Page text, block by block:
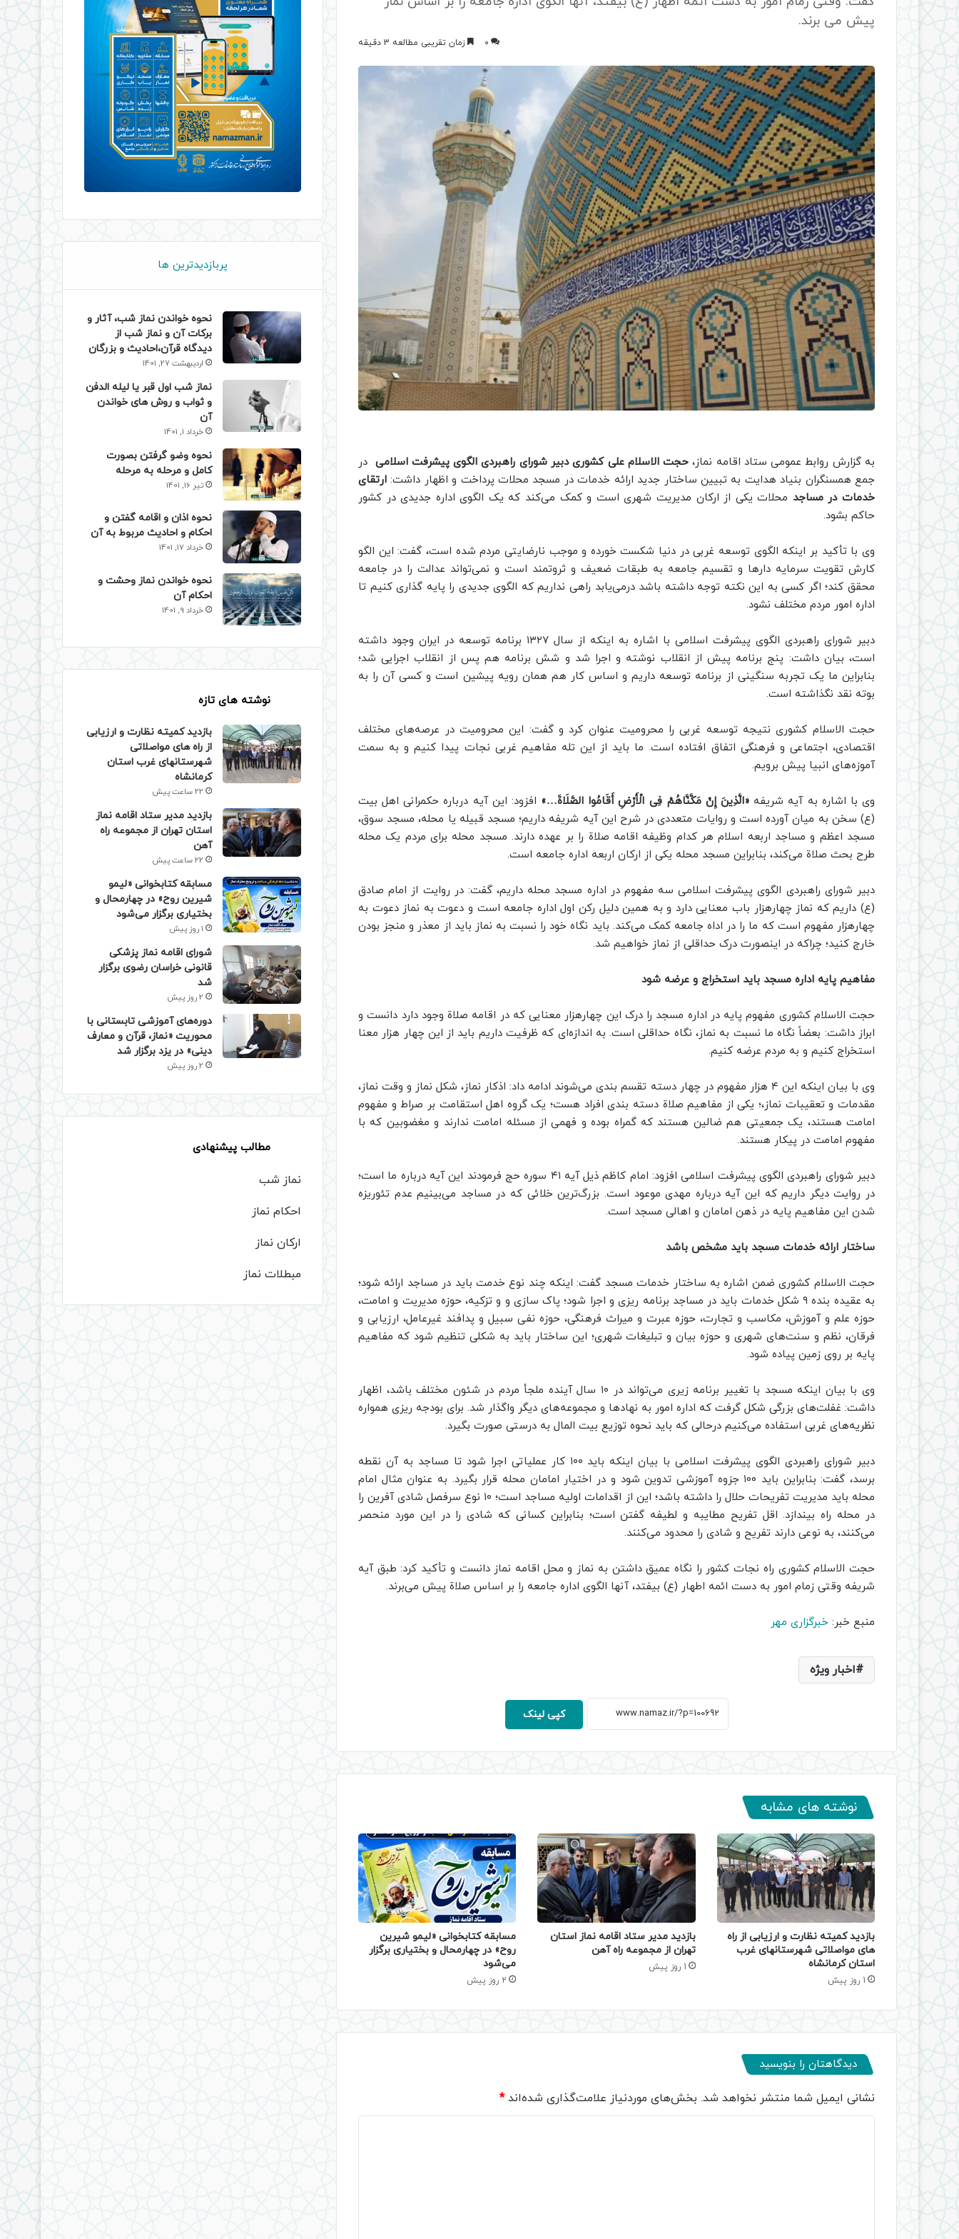
پیش می برند.
0 زمان تقریبی مطالعه 3 دقیقه
به گزارش روابط عمومی ستاد اقامه نماز، حجت الاسلام علی کشوری دبیر شورای راهبردی الگوی پیشرفت اسلامی در
جمع همسنگران بنیاد هدایت به تبیین ساختار جدید ارائه خدمات در مسجد محلات پرداخت و اظهار داشت: ارتقای
خدمات در مساجد محلات یکی از ارکان مدیریت شهری است و کمک می‌کند که یک الگوی اداره جدیدی در کشور
حاکم بشود.
وی با تأکید بر اینکه الگوی توسعه غربی در دنیا شکست خورده و موجب نارضایتی مردم شده است، گفت: این الگو
کارش تقویت سرمایه دارها و تقسیم جامعه به طبقات ضعیف و ثروتمند است و نمی‌تواند عدالت را در جامعه
محقق کند؛ اگر کسی به این نکته توجه داشته باشد درمی‌یابد راهی نداریم که الگوی جدیدی را پایه گذاری کنیم تا
اداره امور مردم مختلف نشود.
دبیر شورای راهبردی الگوی پیشرفت اسلامی با اشاره به اینکه از سال ۱۳۲۷ برنامه توسعه در ایران وجود داشته
است، بیان داشت: پنج برنامه پیش از انقلاب نوشته و اجرا شد و شش برنامه هم پس از انقلاب اجرایی شد؛
بنابراین ما یک تجربه سنگینی از برنامه توسعه داریم و اساس کار هم همان رویه پیشین است و کسی آن را به
بوته نقد نگذاشته است.
حجت الاسلام کشوری نتیجه توسعه غربی را محرومیت عنوان کرد و گفت: این محرومیت در عرصه‌های مختلف
اقتصادی، اجتماعی و فرهنگی اتفاق افتاده است. ما باید از این تله مفاهیم غربی نجات پیدا کنیم و به سمت
آموزه‌های انبیا پیش برویم.
وی با اشاره به آیه شریفه «الَّذِینَ إِنْ مَکَّنَّاهُمْ فِی الْأَرْضِ أَقَامُوا الصَّلَاةَ…» افزود: این آیه درباره حکمرانی اهل بیت
(ع) سخن به میان آورده است و روایات متعددی در شرح این آیه شریفه داریم؛ مسجد قبیله یا محله، مسجد سوق،
مسجد اعظم و مساجد اربعه اسلام هر کدام وظیفه اقامه صلاة را بر عهده دارند. مسجد محله برای مردم یک محله
طرح بحث صلاة می‌کند، بنابراین مسجد محله یکی از ارکان اربعه اداره جامعه است.
دبیر شورای راهبردی الگوی پیشرفت اسلامی سه مفهوم در اداره مسجد محله داریم، گفت: در روایت از امام صادق
(ع) داریم که نماز چهارهزار باب معنایی دارد و به همین دلیل رکن اول اداره جامعه است و دعوت به نماز دعوت به
چهارهزار مفهوم است که ما را در اداه جامعه کمک می‌کند. باید نگاه خود را نسبت به نماز باید از معذر و منجز بودن
خارج کنید؛ چراکه در این‎صورت درک حداقلی از نماز خواهیم شد.
مفاهیم پایه اداره مسجد باید استخراج و عرضه شود
حجت الاسلام کشوری مفهوم پایه در اداره مسجد را درک این چهارهزار معنایی که در اقامه صلاة وجود دارد دانست و
ابراز داشت: بعضاً نگاه ما نسبت به نماز، نگاه حداقلی است. به اندازه‌ای که ظرفیت داریم باید از این چهار هزار معنا
استخراج کنیم و به مردم عرضه کنیم.
وی با بیان اینکه این ۴ هزار مفهوم در چهار دسته تقسم بندی می‌شوند ادامه داد: اذکار نماز، شکل نماز و وقت نماز،
مقدمات و تعقیبات نماز،؛ یکی از مفاهیم صلاة دسته بندی افراد هست؛ یک گروه اهل استقامت بر صراط و مفهوم
امامت هستند، یک جمعیتی هم ضالین هستند که گمراه بوده و فهمی از مسئله امامت ندارند و مغضوبین که با
مفهوم امامت در پیکار هستند.
دبیر شورای راهبردی الگوی پیشرفت اسلامی افزود: امام کاظم ذیل آیه ۴۱ سوره حج فرمودند این آیه درباره ما است؛
در روایت دیگر داریم که این آیه درباره مهدی موعود است. بزرگ‌ترین خلائی که در مساجد می‌بینیم عدم تئوریزه
شدن این مفاهیم پایه در ذهن امامان و اهالی مسجد است.
ساختار ارائه خدمات مسجد باید مشخص باشد
حجت الاسلام کشوری ضمن اشاره به ساختار خدمات مسجد گفت: اینکه چند نوع خدمت باید در مساجد ارائه شود؛
به عقیده بنده ۹ شکل خدمات باید در مساجد برنامه ریزی و اجرا شود؛ پاک سازی و و تزکیه، حوزه مدیریت و امامت،
حوزه علم و آموزش، مکاسب و تجارت، حوزه عبرت و میراث فرهنگی، حوزه نفی سبیل و پدافند غیرعامل، ارزیابی و
فرقان، نظم و سنت‌های شهری و حوزه بیان و تبلیغات شهری؛ این ساختار باید به شکلی تنظیم شود که مفاهیم
پایه بر روی زمین پیاده شود.
وی با بیان اینکه مسجد با تغییر برنامه زیری می‌تواند در ۱۰ سال آینده ملجأ مردم در شئون مختلف باشد، اظهار
داشت: غفلت‌های بزرگی شکل گرفت که اداره امور به نهادها و مجموعه‌های دیگر واگذار شد. برای بودجه ریزی همواره
نظریه‌های غربی استفاده می‌کنیم درحالی که باید نحوه توزیع بیت المال به درستی صورت بگیرد.
دبیر شورای راهبردی الگوی پیشرفت اسلامی با بیان اینکه باید ۱۰۰ کار عملیاتی اجرا شود تا مساجد به آن نقطه
برسد، گفت: بنابراین باید ۱۰۰ جزوه آموزشی تدوین شود و در اختیار امامان محله قرار بگیرد. به عنوان مثال امام
محله باید مدیریت تفریحات حلال را داشته باشد؛ این از اقدامات اولیه مساجد است؛ ۱۰ نوع سرفصل شادی آفرین را
در محله راه بیندازد. اقل تفریح مطایبه و لطیفه گفتن است؛ بنابراین کسانی که شادی را در این مورد منحصر
می‌کنند، به نوعی دارند تفریح و شادی را محدود می‌کنند.
حجت الاسلام کشوری راه نجات کشور را نگاه عمیق داشتن به نماز و محل اقامه نماز دانست و تأکید کرد: طبق آیه
شریفه وقتی زمام امور به دست ائمه اطهار (ع) بیفتد، آنها الگوی اداره جامعه را بر اساس صلاة پیش می‌برند.
منبع خبر: خبرگزاری مهر
اخبار ویژه
کپی لینک
نوشته های مشابه
بازدید کمیته نظارت و ارزیابی از راه
های مواصلاتی شهرستانهای غرب
استان کرمانشاه
1 روز پیش
بازدید مدیر ستاد اقامه نماز استان
تهران از مجموعه راه آهن
1 روز پیش
مسابقه کتابخوانی «لیمو شیرین
روح» در چهارمحال و بختیاری برگزار
می‌شود
2 روز پیش
دیدگاهتان را بنویسید
نشانی ایمیل شما منتشر نخواهد شد. بخش‌های موردنیاز علامت‌گذاری شده‌اند*
پربازدیدترین ها
نحوه خواندن نماز شب، آثار و
برکات آن و نماز شب از
دیدگاه قرآن،احادیث و بزرگان
اردیبهشت 27, 1401
نماز شب اول قبر یا لیله الدفن
و ثواب و روش های خواندن
آن
خرداد 1, 1401
نحوه وضو گرفتن بصورت
کامل و مرحله به مرحله
تیر 16, 1401
نحوه اذان و اقامه گفتن و
احکام و احادیث مربوط به آن
خرداد 17, 1401
نحوه خواندن نماز وحشت و
احکام آن
خرداد 9, 1401
نوشته های تازه
بازدید کمیته نظارت و ارزیابی
از راه های مواصلاتی
شهرستانهای غرب استان
کرمانشاه
22 ساعت پیش
بازدید مدیر ستاد اقامه نماز
استان تهران از مجموعه راه
آهن
22 ساعت پیش
مسابقه کتابخوانی «لیمو
شیرین روح» در چهارمحال و
بختیاری برگزار می‌شود
1 روز پیش
شورای اقامه نماز پزشکی
قانونی خراسان رضوی برگزار
شد
2 روز پیش
دوره‌های آموزشی تابستانی با
محوریت «نماز، قرآن و معارف
دینی» در یزد برگزار شد
2 روز پیش
مطالب پیشنهادی
نماز شب
احکام نماز
ارکان نماز
مبطلات نماز